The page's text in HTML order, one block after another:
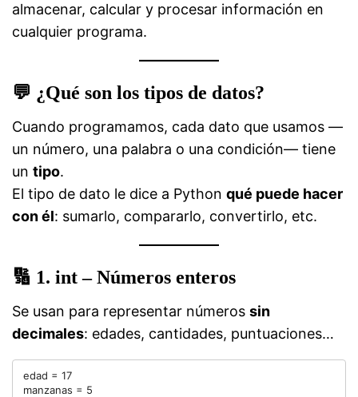
almacenar, calcular y procesar información en
cualquier programa.
💬 ¿Qué son los tipos de datos?
Cuando programamos, cada dato que usamos —
un número, una palabra o una condición— tiene
un tipo.
El tipo de dato le dice a Python qué puede hacer
con él: sumarlo, compararlo, convertirlo, etc.
🔢 1. int – Números enteros
Se usan para representar números sin
decimales: edades, cantidades, puntuaciones…
edad = 17